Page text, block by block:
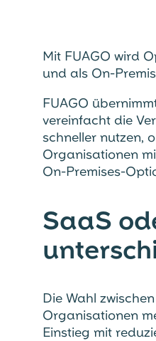
Mit FUAGO wird
und als On-
FUAGO
vereinfacht die
schneller nutzen,
Organisationen
On-Premises-
SaaS
Die Wahl
Organisationen
Einstieg mit